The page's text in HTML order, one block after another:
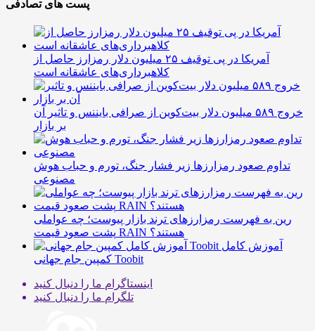
پست های تصادفی
آمریکا در پی توقیف ۲۵ میلیون دلار رمزارز حاصل از
کلاهبرداری‌های عاشقانه است
خروج ۵۸۹ میلیون دلار بیت‌کوین از صرافی بایننس و تاثیر آن
بر بازار
تداوم صعود رمزارزها زیر فشار جنگ، تورم و حباب هوش
مصنوعی
رین به فهرست رمزارزهای ترند بازار پیوست؛ چه عواملی
پشت صعود قیمت RAIN هستند؟
آموزش کامل
کمپین جام جهانی Toobit
اینستاگرام ما را دنبال کنید
تلگرام ما را دنبال کنید